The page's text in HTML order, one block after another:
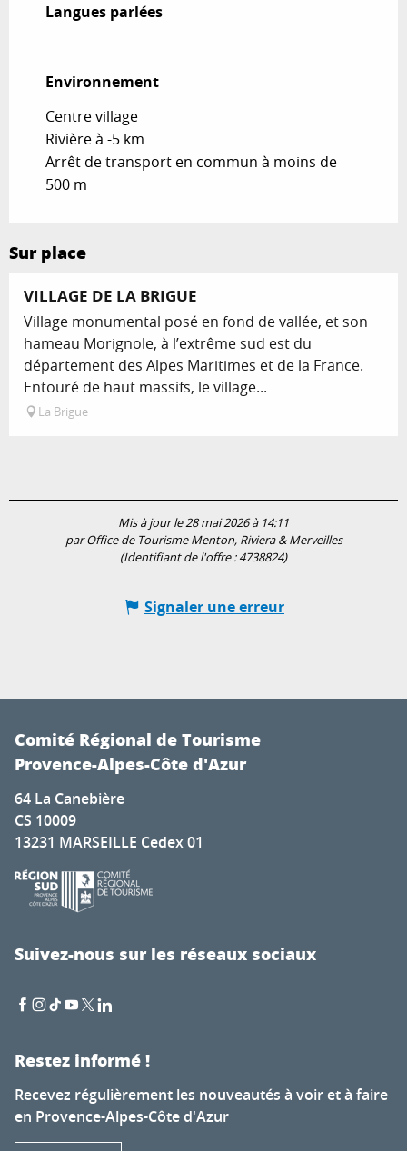
Langues parlées
Langues parlées
Environnement
Environnement
Centre village
Rivière à -5 km
Arrêt de transport en commun à moins de
500 m
Sur place
VILLAGE DE LA BRIGUE
Village monumental posé en fond de vallée, et son
hameau Morignole, à l’extrême sud est du
département des Alpes Maritimes et de la France.
Entouré de haut massifs, le village...
La Brigue
Mis à jour le 28 mai 2026 à 14:11
par Office de Tourisme Menton, Riviera & Merveilles
(Identifiant de l'offre :4738824)
Signaler une erreur
Comité Régional de Tourisme
Provence-Alpes-Côte d'Azur
64 La Canebière
CS 10009
13231 MARSEILLE Cedex 01
Suivez-nous sur les réseaux sociaux
Restez informé !
Recevez régulièrement les nouveautés à voir et à faire
en Provence-Alpes-Côte d'Azur